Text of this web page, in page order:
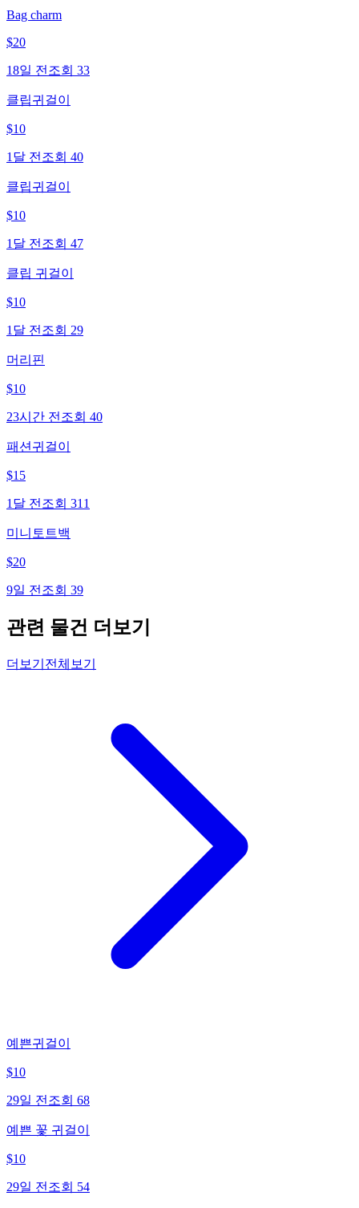
Bag charm
$20
18일 전 조회 33
클립귀걸이
$10
1달 전 조회 40
클립귀걸이
$10
1달 전 조회 47
클립 귀걸이
$10
1달 전 조회 29
머리핀
$10
23시간 전 조회 40
패션귀걸이
$15
1달 전 조회 311
미니토트백
$20
9일 전 조회 39
관련 물건 더보기
더보기 전체보기
예쁜귀걸이
$10
29일 전 조회 68
예쁜 꽃 귀걸이
$10
29일 전 조회 54